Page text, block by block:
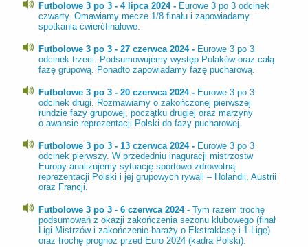
Futbolowe 3 po 3 - 4 lipca 2024 - Eurowe 3 po 3 odcinek
czwarty. Omawiamy mecze 1/8 finału i zapowiadamy
spotkania ćwierćfinałowe.
Futbolowe 3 po 3 - 27 czerwca 2024 - Eurowe 3 po 3
odcinek trzeci. Podsumowujemy występ Polaków oraz całą
fazę grupową. Ponadto zapowiadamy fazę pucharową.
Futbolowe 3 po 3 - 20 czerwca 2024 - Eurowe 3 po 3
odcinek drugi. Rozmawiamy o zakończonej pierwszej
rundzie fazy grupowej, początku drugiej oraz marzyny
o awansie reprezentacji Polski do fazy pucharowej.
Futbolowe 3 po 3 - 13 czerwca 2024 - Eurowe 3 po 3
odcinek pierwszy. W przededniu inaguracji mistrzostw
Europy analizujemy sytuację sportowo-zdrowotną
reprezentacji Polski i jej grupowych rywali – Holandii, Austrii
oraz Francji.
Futbolowe 3 po 3 - 6 czerwca 2024 - Tym razem trochę
podsumowań z okazji zakończenia sezonu klubowego (finał
Ligi Mistrzów i zakończenie baraży o Ekstraklasę i 1 Ligę)
oraz trochę prognoz przed Euro 2024 (kadra Polski).